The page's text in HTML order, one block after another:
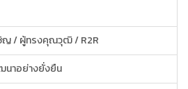
ญ / ผู้ทรงคุณวุฒิ / R2R
นาอย่างยั่งยืน